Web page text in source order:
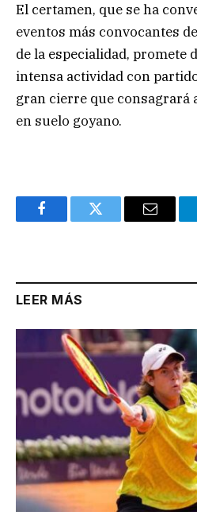
El certamen, que se ha
eventos más convocantes
de la especialidad, promete
intensa actividad con
gran cierre que consagrará
en suelo goyano.
FacebookTwitter Email
LEER MÁS